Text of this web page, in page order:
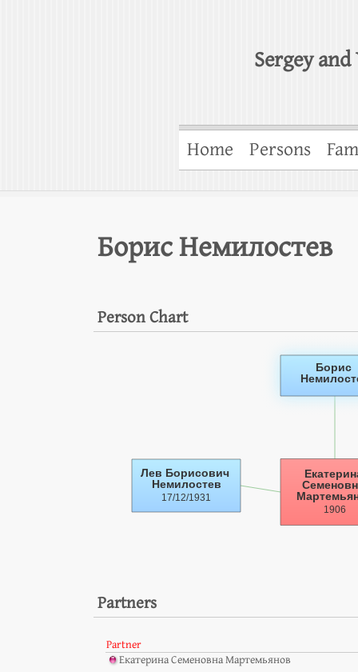
Sergey
Home Persons
Борис Немилостев
Person Chart
Partners
Partner
Екатерина Семеновна Мартемьянов